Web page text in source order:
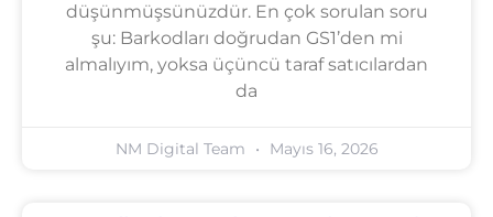
düşünmüşsünüzdür. En çok sorulan soru
şu: Barkodları doğrudan GS1’den mi
almalıyım, yoksa üçüncü taraf satıcılardan
da
NM Digital Team Mayıs 16, 2026